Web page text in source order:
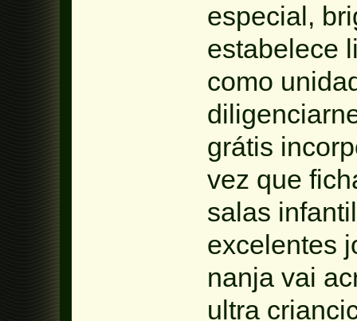
especial,
estabelece
como
grátis
vez que
salas
excelentes
nanja vai
ultra